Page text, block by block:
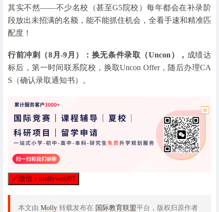
其实不然——不少名校（甚至G5院校）每年都会在补录阶
段放出未招满的名额，能不能抓住机会，全看手速和精准匹
配度！
行前冲刺（8月-9月）：换无条件录取（Uncon）， 成绩达
标后，第一时间联系院校，换取Uncon Offer，随后办理CA
S（确认录取通知书）。
🔗微信：mollywei007
本文由 Molly 转载发布在 国际教育联盟平台，版权归原作者